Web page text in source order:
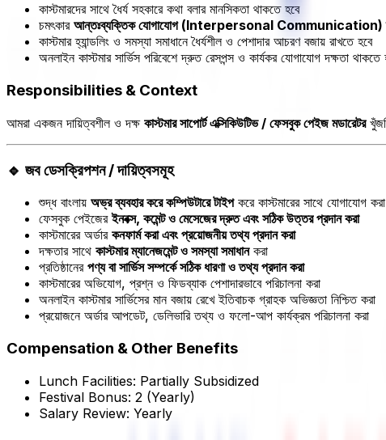
কাস্টমারদের সাথে ধৈর্য সহকারে কথা বলার মানসিকতা থাকতে হবে
চমৎকার আন্তঃব্যক্তিক যোগাযোগ (Interpersonal Communication)
কাস্টমার হ্যান্ডলিং ও সমস্যা সমাধানে ধৈর্যশীল ও পেশাদার আচরণ বজায় রাখতে হবে
অনলাইন কাস্টমার সার্ভিস পরিবেশে দ্রুত রেসপন্স ও কার্যকর যোগাযোগ দক্ষতা থাকতে
Responsibilities & Context
আমরা একজন দায়িত্বশীল ও দক্ষ কাস্টমার সাপোর্ট এক্সিকিউটিভ / ফেসবুক পেইজ মডারেটর
🔹 জব ডেসক্রিপশন / দায়িত্বসমূহ
শুদ্ধ বাংলায় অভ্র ব্যবহার করে কম্পিউটারে টাইপকরে কাস্টমারের সাথে যোগাযোগ করা
ফেসবুক পেইজেরইনবক্স, কমেন্ট ও মেসেজের দ্রুত এবং সঠিক উত্তর প্রদান করা
কাস্টমারের অর্ডার কনফার্ম করা এবং প্রয়োজনীয় তথ্য প্রদান করা
দক্ষতার সাথে কাস্টমার ম্যানেজমেন্ট ও সমস্যা সমাধানকরা
প্রতিষ্ঠানের পণ্য বা সার্ভিস সম্পর্কে সঠিক ধারণা ও তথ্য প্রদান করা
কাস্টমারের অভিযোগ, প্রশ্ন ও ফিডব্যাক পেশাদারভাবে পরিচালনা করা
অনলাইন কাস্টমার সার্ভিসের মান বজায় রেখে ইতিবাচক গ্রাহক অভিজ্ঞতা নিশ্চিত করা
প্রয়োজনে অর্ডার আপডেট, ডেলিভারি তথ্য ও ফলো-আপ কার্যক্রম পরিচালনা করা
Compensation & Other Benefits
Lunch Facilities: Partially Subsidized
Festival Bonus: 2 (Yearly)
Salary Review: Yearly